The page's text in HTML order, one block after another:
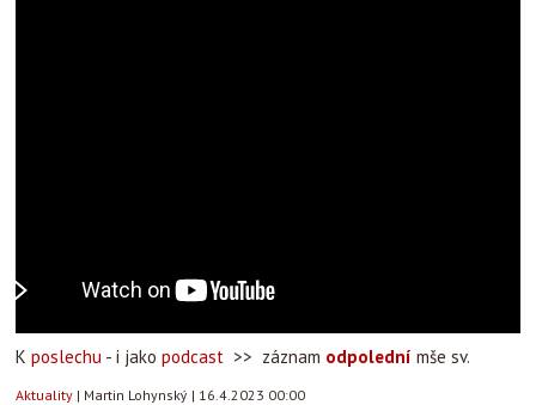
K poslechu - i jako podcast >> záznam odpolední mše sv.
Aktuality | Martin Lohynský | 16.4.2023 00:00